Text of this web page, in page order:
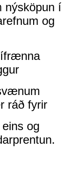
nýsköpun í
og
ráð fyrir
og